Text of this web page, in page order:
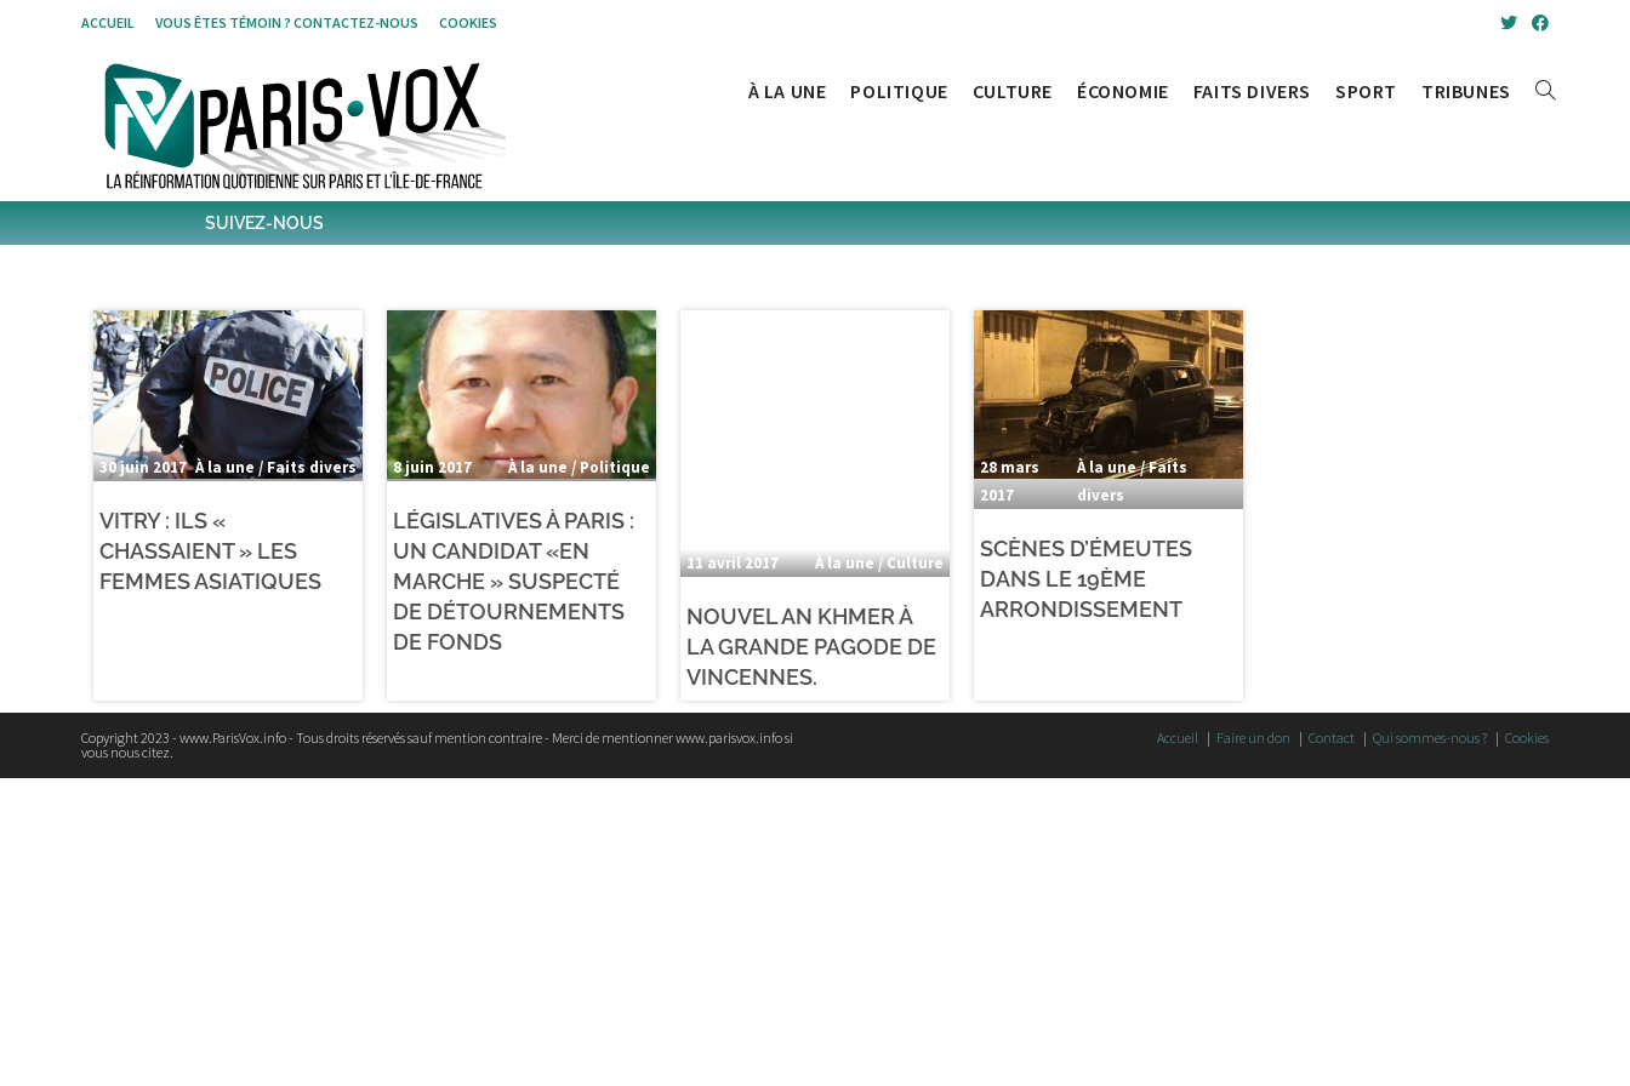
ACCUEIL VOUS ÊTES TÉMOIN ? CONTACTEZ-NOUS COOKIES
À LA UNE POLITIQUE CULTURE ÉCONOMIE FAITS DIVERS SPORT TRIBUNES TOGGLE
SUIVEZ-NOUS
Post
Post
30 juin 2017 À la une / Faits divers
VITRY : ILS «
CHASSAIENT » LES
FEMMES ASIATIQUES
8 juin 2017 À la une / Politique
LÉGISLATIVES À PARIS :
UN CANDIDAT «EN
MARCHE » SUSPECTÉ
DE DÉTOURNEMENTS
DE FONDS
11 avril 2017 À la une / Culture
NOUVEL AN KHMER À
LA GRANDE PAGODE DE
VINCENNES.
28 mars
2017
À la une / Faits
divers
SCÈNES D’ÉMEUTES
DANS LE 19ÈME
ARRONDISSEMENT
Accueil Faire un don Contact Qui sommes-nous ? Cookies
Copyright 2023 - www.ParisVox.info - Tous droits réservés sauf mention contraire - Merci de mentionner www.parisvox.info si
vous nous citez.